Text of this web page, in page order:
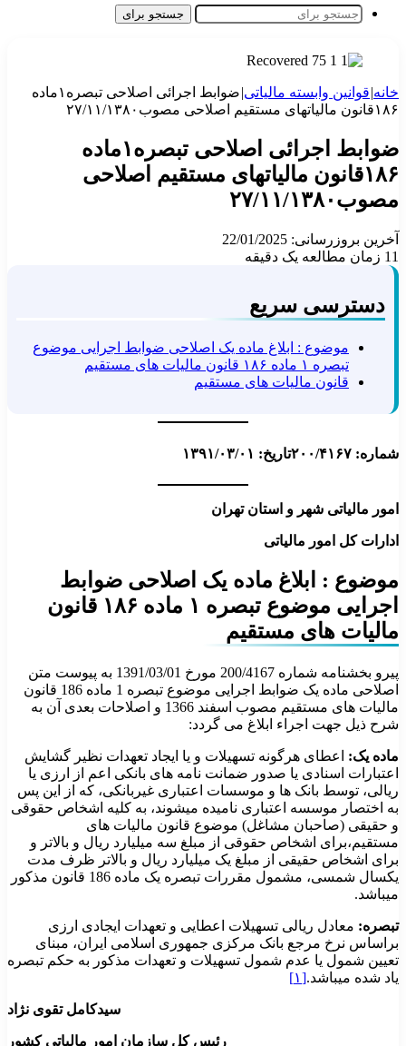
جستجو برای
خانه|قوانین وابسته مالیاتی|
ضوابط اجرائی اصلاحی تبصره۱ماده
۱۸۶قانون مالیاتهای مستقیم اصلاحی مصوب۲۷/۱۱/۱۳۸۰
ضوابط اجرائی اصلاحی تبصره۱ماده
۱۸۶قانون مالیاتهای مستقیم اصلاحی
مصوب۲۷/۱۱/۱۳۸۰
آخرین بروزرسانی: 22/01/2025
11 زمان مطالعه یک دقیقه
دسترسی سریع
موضوع : ابلاغ ماده یک اصلاحی ضوابط اجرایی موضوع
تبصره ۱ ماده ۱۸۶ قانون مالیات های مستقیم
قانون مالیات های مستقیم
شماره: ۲۰۰/۴۱۶۷ تاریخ: ۱۳۹۱/۰۳/۰۱
امور مالیاتی شهر و استان تهران
ادارات کل امور مالیاتی
موضوع :
ابلاغ ماده یک اصلاحی ضوابط
اجرایی موضوع تبصره ۱ ماده ۱۸۶ قانون
مالیات های مستقیم
پیرو بخشنامه شماره 200/4167 مورخ 1391/03/01 به پیوست متن
اصلاحی ماده یک ضوابط اجرایی موضوع تبصره 1 ماده 186 قانون
مالیات های مستقیم مصوب اسفند 1366 و اصلاحات بعدی آن به
شرح ذیل جهت اجراء ابلاغ می گردد:
ماده یک: اعطای هرگونه تسهیلات و یا ایجاد تعهدات نظیر گشایش
اعتبارات اسنادی یا صدور ضمانت نامه های بانکی اعم از ارزی یا
ریالی، توسط بانک ها و موسسات اعتباری غیربانکی، که از این پس
به اختصار موسسه اعتباری نامیده می­شوند، به کلیه اشخاص حقوقی
و حقیقی (صاحبان مشاغل) موضوع قانون مالیات های
مستقیم،برای اشخاص حقوقی از مبلغ سه میلیارد ریال و بالاتر و
برای اشخاص حقیقی از مبلغ یک میلیارد ریال و بالاتر ظرف مدت
یکسال شمسی، مشمول مقررات تبصره یک ماده 186 قانون مذکور
می­باشد.
تبصره: معادل ریالی تسهیلات اعطایی و تعهدات ایجادی ارزی
براساس نرخ مرجع بانک مرکزی جمهوری اسلامی ایران، مبنای
تعیین شمول یا عدم شمول تسهیلات و تعهدات مذکور به حکم تبصره
یاد شده می­باشد.[۱]
سیدکامل تقوی نژاد
رئیس کل سازمان امور مالیاتی کشور